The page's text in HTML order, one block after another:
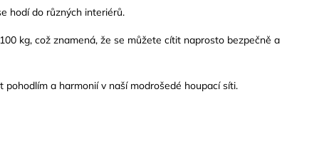
hodí do různých interiérů.
kg, což znamená, že se můžete cítit naprosto bezpečně a
a harmonií v naší modrošedé houpací síti.